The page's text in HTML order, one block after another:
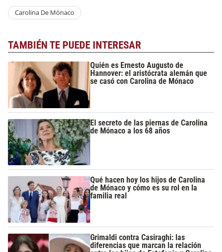
Carolina De Mónaco
TAMBIÉN TE PUEDE INTERESAR
Quién es Ernesto Augusto de
Hannover: el aristócrata alemán que
se casó con Carolina de Mónaco
El secreto de las piernas de Carolina
de Mónaco a los 68 años
Qué hacen hoy los hijos de Carolina
de Mónaco y cómo es su rol en la
familia real
Grimaldi contra Casiraghi: las
diferencias que marcan la relación